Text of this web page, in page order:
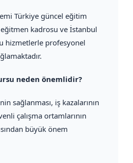
Türkiye güncel eğitim
kadrosu ve İstanbul
hizmetlerle profesyonel
neden önemlidir?
sağlanması, iş kazalarının
çalışma ortamlarının
büyük önem